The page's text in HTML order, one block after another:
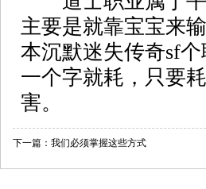
主要是就靠宝宝来
本沉默迷失传奇sf
一个字就耗，只要
害。
下一篇： 我们必须掌握这些方式